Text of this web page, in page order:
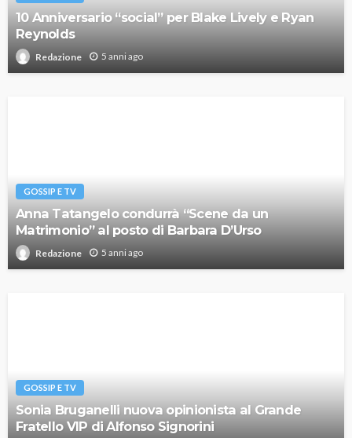
10 Anniversario “social” per Blake Lively e Ryan
Reynolds
Redazione 5 anni ago
GOSSIP E TV
Anna Tatangelo condurrà “Scene da un
Matrimonio” al posto di Barbara D’Urso
Redazione 5 anni ago
GOSSIP E TV
Sonia Bruganelli nuova opinionista al Grande
Fratello VIP di Alfonso Signorini